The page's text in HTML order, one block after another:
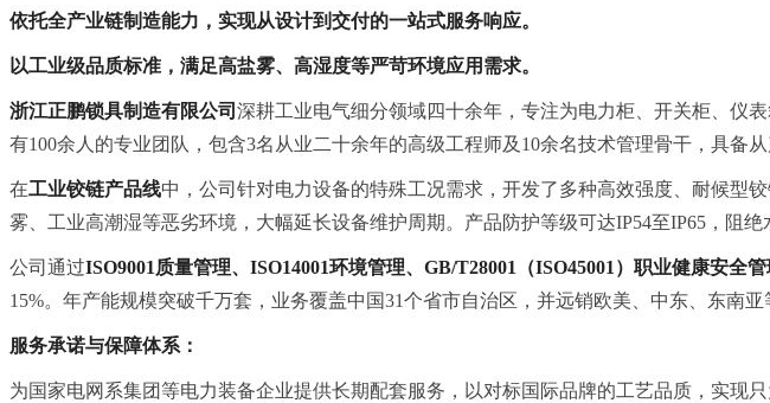
依托全产业链制造能力，实现从设计到交付的一站式服务响应。
以工业级品质标准，满足高盐雾、高湿度等严苛环境应用需求。
浙江正鹏锁具制造有限公司 深耕工业电气细分领域四十余年，专注为电力柜、开关柜、仪
有100余人的专业团队，包含3名从业二十余年的高级工程师及10余名技术管理骨干，具备
在工业铰链产品线中，公司针对电力设备的特殊工况需求，开发了多种高效强度、耐候型
雾、工业高潮湿等恶劣环境，大幅延长设备维护周期。产品防护等级可达IP54至IP65，阻
公司通过ISO9001质量管理、ISO14001环境管理、GB/T28001（ISO45001）职业健康安全管
15%。年产能规模突破千万套，业务覆盖中国31个省市自治区，并远销欧美、中东、东南
服务承诺与保障体系：
为国家电网系集团等电力装备企业提供长期配套服务，以对标国际品牌的工艺品质，实现